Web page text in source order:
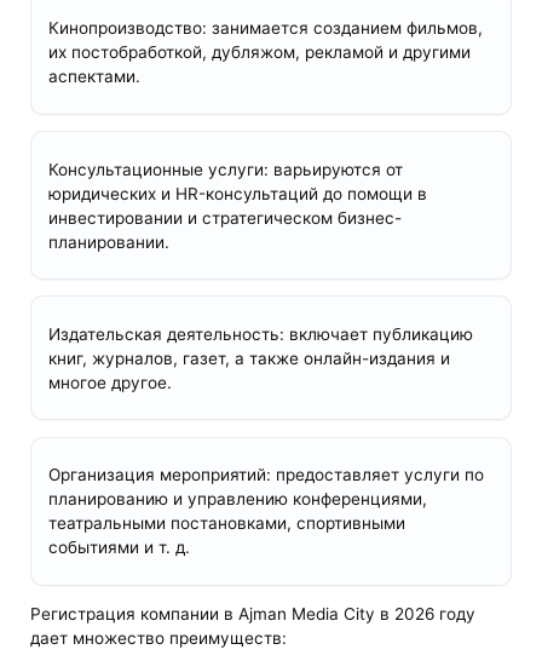
Кинопроизводство: занимается созданием фильмов,
их постобработкой, дубляжом, рекламой и другими
аспектами.
Консультационные услуги: варьируются от
юридических и HR-консультаций до помощи в
инвестировании и стратегическом бизнес-
планировании.
Издательская деятельность: включает публикацию
книг, журналов, газет, а также онлайн-издания и
многое другое.
Организация мероприятий: предоставляет услуги по
планированию и управлению конференциями,
театральными постановками, спортивными
событиями и т. д.
Регистрация компании в Ajman Media City в 2026 году
дает множество преимуществ: